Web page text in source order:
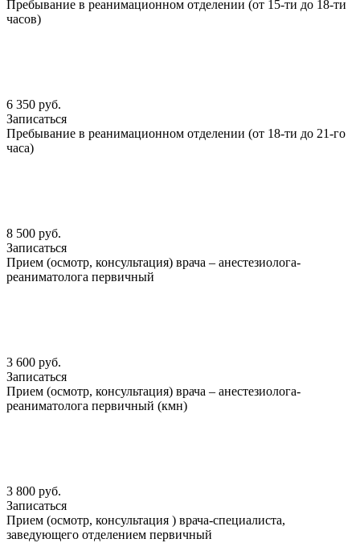
Пребывание в реанимационном отделении (от 15-ти до 18-ти
часов)
6 350 руб.
Записаться
Пребывание в реанимационном отделении (от 18-ти до 21-го
часа)
8 500 руб.
Записаться
Прием (осмотр, консультация) врача – анестезиолога-
реаниматолога первичный
3 600 руб.
Записаться
Прием (осмотр, консультация) врача – анестезиолога-
реаниматолога первичный (кмн)
3 800 руб.
Записаться
Прием (осмотр, консультация ) врача-специалиста,
заведующего отделением первичный